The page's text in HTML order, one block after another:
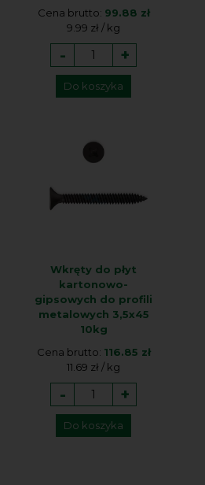
Cena brutto: 99.88 zł
9.99 zł / kg
- +
Do koszyka
Wkręty do płyt
kartonowo-
gipsowych do profili
metalowych 3,5x45
10kg
Cena brutto: 116.85 zł
11.69 zł / kg
- +
Do koszyka